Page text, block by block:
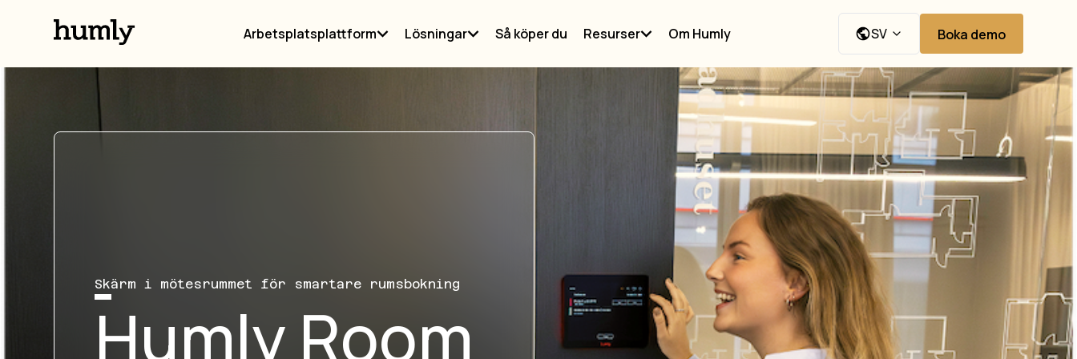
Arbetsplatsplattform Lösningar Så köper du Resurser Om Humly SV Boka demo
Skärm i mötesrummet för smartare rumsbokning
Humly Room